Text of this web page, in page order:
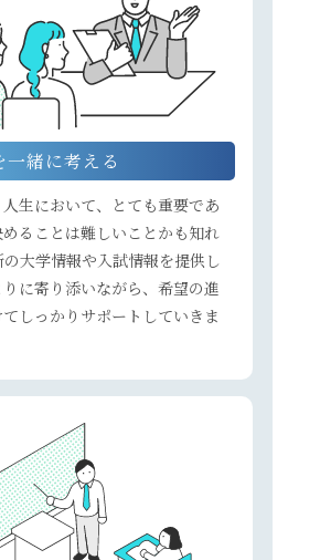
一緒に考える
生において、とても重要であ
めることは難しいことかも知れ
大学情報や入試情報を提供し
に寄り添いながら、希望の進
しっかりサポートしていきま